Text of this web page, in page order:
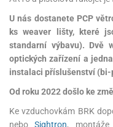
U nás dostanete PCP
ks weaver lišty, které
standarní výbavu). Dvě
optických zařízení a
instalaci příslušenství
Od roku 2022 došlo ke
Ke vzduchovkám BRK
neboSightron, montáže